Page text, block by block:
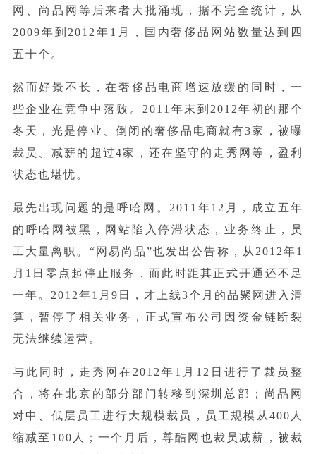
网、尚品网等后来者大批涌现，据不完全统计，从
2009年到2012年1月，国内奢侈品网站数量达到四
五十个。
然而好景不长，在奢侈品电商增速放缓的同时，一
些企业在竞争中落败。2011年末到2012年初的那个
冬天，光是停业、倒闭的奢侈品电商就有3家，被曝
裁员、减薪的超过4家，还在坚守的走秀网等，盈利
状态也堪忧。
最先出现问题的是呼哈网。2011年12月，成立五年
的呼哈网被黑，网站陷入停滞状态，业务终止，员
工大量离职。“网易尚品”也发出公告称，从2012年1
月1日零点起停止服务，而此时距其正式开通还不足
一年。2012年1月9日，才上线3个月的品聚网进入清
算，暂停了相关业务，正式宣布公司因资金链断裂
无法继续运营。
与此同时，走秀网在2012年1月12日进行了裁员整
合，将在北京的部分部门转移到深圳总部；尚品网
对中、低层员工进行大规模裁员，员工规模从400人
缩减至100人；一个月后，尊酷网也裁员减薪，被裁